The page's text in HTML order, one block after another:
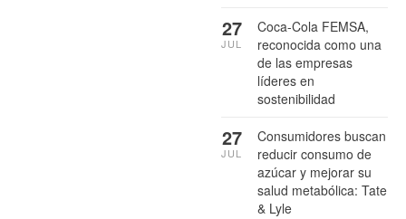
Coca-Cola FEMSA,
reconocida como una
de las empresas
líderes en
sostenibilidad
27
JUL
Consumidores buscan
reducir consumo de
azúcar y mejorar su
salud metabólica: Tate
& Lyle
27
JUL